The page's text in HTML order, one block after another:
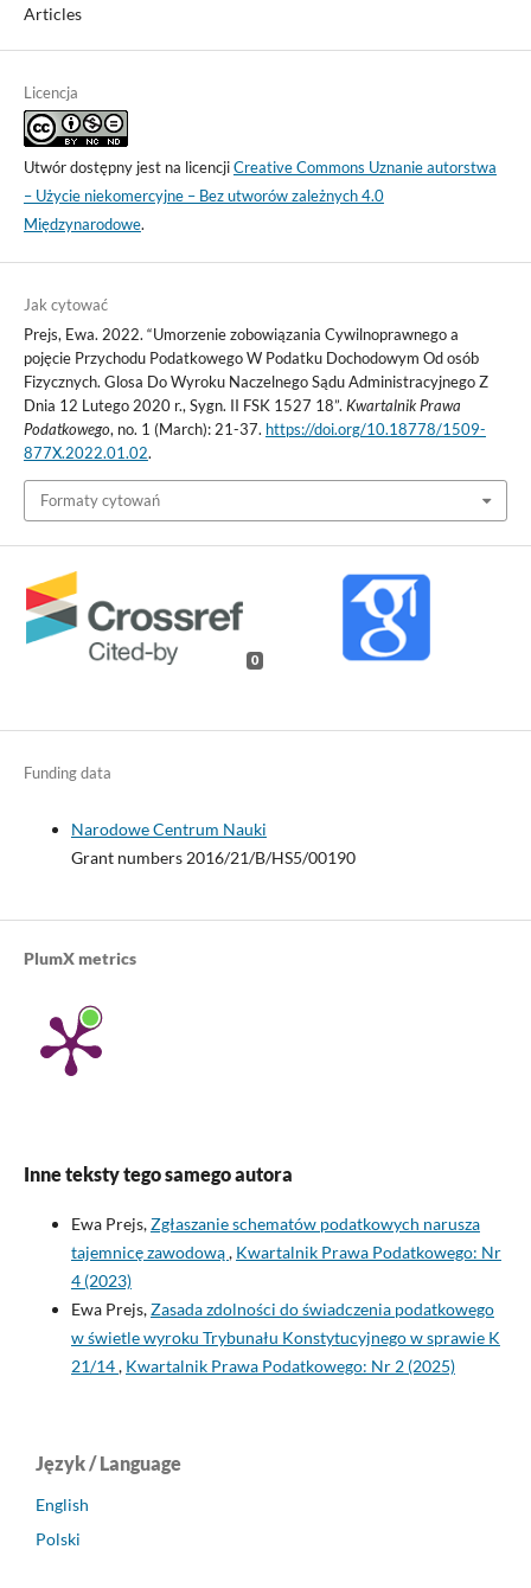
Articles
Licencja
Utwór dostępny jest na licencjiCreative Commons Uznanie autorstwa
– Użycie niekomercyjne – Bez utworów zależnych 4.0
Międzynarodowe.
Jak cytować
Prejs, Ewa. 2022. “Umorzenie zobowiązania Cywilnoprawnego a
pojęcie Przychodu Podatkowego W Podatku Dochodowym Od osób
Fizycznych. Glosa Do Wyroku Naczelnego Sądu Administracyjnego Z
Dnia 12 Lutego 2020 r., Sygn. II FSK 1527 18”. Kwartalnik Prawa
Podatkowego, no. 1 (March): 21-37. https://doi.org/10.18778/1509-
877X.2022.01.02.
Formaty cytowań
0
Funding data
Narodowe Centrum Nauki
Grant numbers 2016/21/B/HS5/00190
PlumX metrics
Inne teksty tego samego autora
Ewa Prejs,Zgłaszanie schematów podatkowych narusza
tajemnicę zawodową, Kwartalnik Prawa Podatkowego: Nr
4 (2023)
Ewa Prejs,Zasada zdolności do świadczenia podatkowego
w świetle wyroku Trybunału Konstytucyjnego w sprawie K
21/14, Kwartalnik Prawa Podatkowego: Nr 2 (2025)
Język / Language
English
Polski